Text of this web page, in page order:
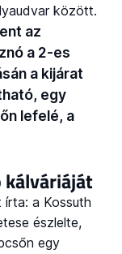
között.
az
a 2-es
a kijárat
egy
lefelé, a
kálváriáját
a Kossuth
észlelte,
egy